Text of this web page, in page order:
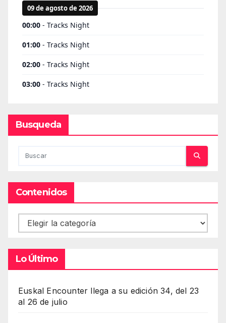
Busqueda
Contenidos
Contenidos
Lo Último
Euskal Encounter llega a su edición 34, del 23
al 26 de julio